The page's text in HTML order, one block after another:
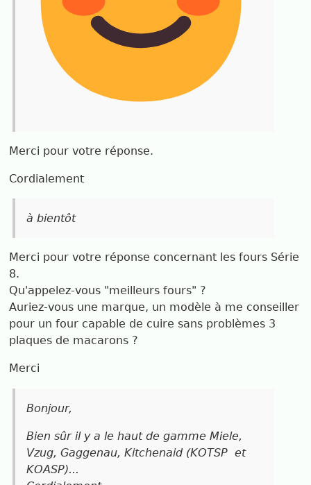
Merci pour votre réponse.
Cordialement
à bientôt
Merci pour votre réponse concernant les fours Série
8.
Qu'appelez-vous "meilleurs fours" ?
Auriez-vous une marque, un modèle à me conseiller
pour un four capable de cuire sans problèmes 3
plaques de macarons ?
Merci
Bonjour,
Bien sûr il y a le haut de gamme Miele,
Vzug, Gaggenau, Kitchenaid (KOTSP et
KOASP)...